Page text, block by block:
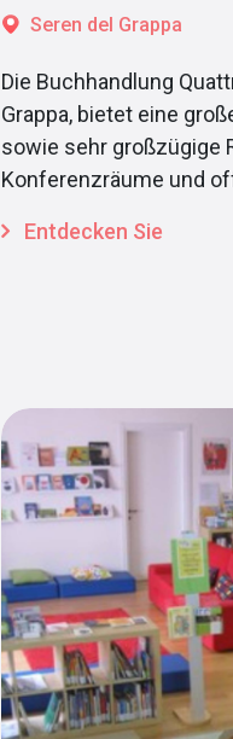
Seren del Grappa
Die Buchhandlung
Grappa, bietet eine
sowie sehr großzügige
Konferenzräume und
Entdecken Sie